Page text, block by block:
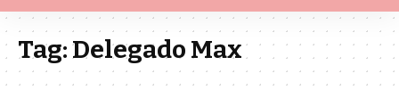
Tag:Delegado Max